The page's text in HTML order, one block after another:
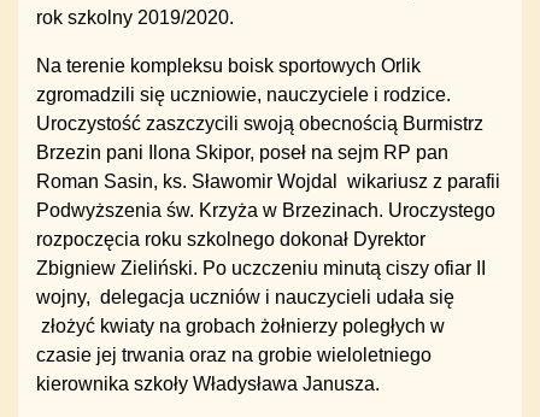
rok szkolny 2019/2020.
Na terenie kompleksu boisk sportowych Orlik
zgromadzili się uczniowie, nauczyciele i rodzice.
Uroczystość zaszczycili swoją obecnością Burmistrz
Brzezin pani Ilona Skipor, poseł na sejm RP pan
Roman Sasin, ks. Sławomir Wojdal wikariusz z parafii
Podwyższenia św. Krzyża w Brzezinach. Uroczystego
rozpoczęcia roku szkolnego dokonał Dyrektor
Zbigniew Zieliński. Po uczczeniu minutą ciszy ofiar II
wojny, delegacja uczniów i nauczycieli udała się
złożyć kwiaty na grobach żołnierzy poległych w
czasie jej trwania oraz na grobie wieloletniego
kierownika szkoły Władysława Janusza.